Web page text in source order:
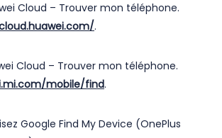
Cloud – Trouver mon téléphone.
.
Cloud – Trouver mon téléphone.
mobile/find.
Google Find My Device (OnePlus